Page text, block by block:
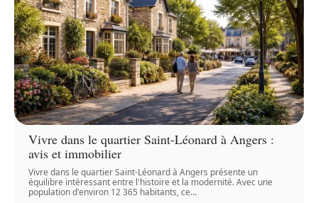
Vivre dans le quartier Saint-Léonard à Angers :
avis et immobilier
Vivre dans le quartier Saint-Léonard à Angers présente un
équilibre intéressant entre l'histoire et la modernité. Avec une
population d'environ 12 365 habitants, ce…